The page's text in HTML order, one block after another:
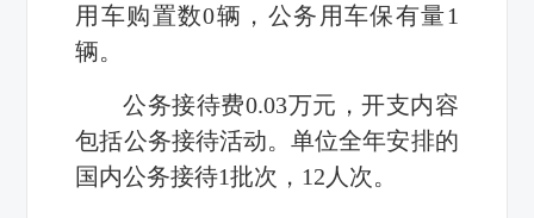
用车购置数0辆，公务用车保有量1
辆。
公务接待费0.03万元，开支内容
包括公务接待活动。单位全年安排的
国内公务接待1批次， 12 人次。